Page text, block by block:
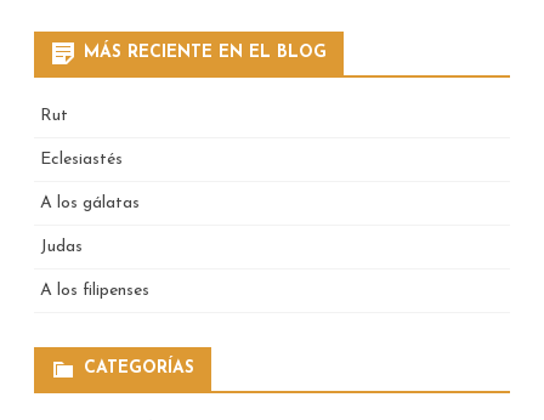
MÁS RECIENTE EN EL BLOG
Rut
Eclesiastés
A los gálatas
Judas
A los filipenses
CATEGORÍAS